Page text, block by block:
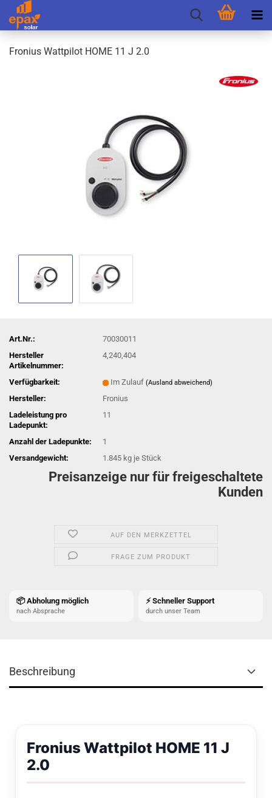
Fro­ni­us Watt­pi­lot HOME 11 J 2.0
Art.Nr.:
70030011
Hersteller
Artikelnummer:
4,240,404
Verfügbarkeit: Im Zulauf (Ausland abweichend)
Hersteller:
Fronius
Ladeleistung pro
Ladepunkt:
11
Anzahl der Ladepunkte:
1
Versandgewicht:
1.845 kg je Stück
Preisanzeige nur für freigeschaltete
Kunden
AUF DEN MERKZETTEL
FRAGE ZUM PRODUKT
📦 Abholung möglich
nach Absprache
⚡ Schneller Support
durch unser Team
Beschreibung
Fronius Wattpilot HOME 11 J
2.0